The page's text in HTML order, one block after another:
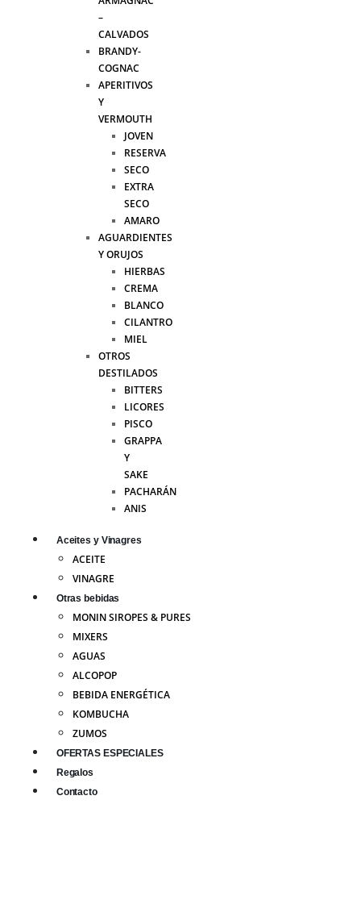
–
CALVADOS
BRANDY-
COGNAC
APERITIVOS
Y
VERMOUTH
JOVEN
RESERVA
SECO
EXTRA
SECO
AMARO
AGUARDIENTES
Y ORUJOS
HIERBAS
CREMA
BLANCO
CILANTRO
MIEL
OTROS
DESTILADOS
BITTERS
LICORES
PISCO
GRAPPA
Y
SAKE
PACHARÁN
ANIS
Aceites y Vinagres
ACEITE
VINAGRE
Otras bebidas
MONIN SIROPES & PURES
MIXERS
AGUAS
ALCOPOP
BEBIDA ENERGÉTICA
KOMBUCHA
ZUMOS
OFERTAS ESPECIALES
Regalos
Contacto